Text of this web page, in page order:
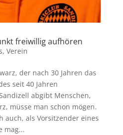
freiwillig aufhören
, Verein
der nach 30 Jahren das
seit 40 Jahren
abgibt Menschen,
müsse man schon mögen.
auch, als Vorsitzender eines
mag...